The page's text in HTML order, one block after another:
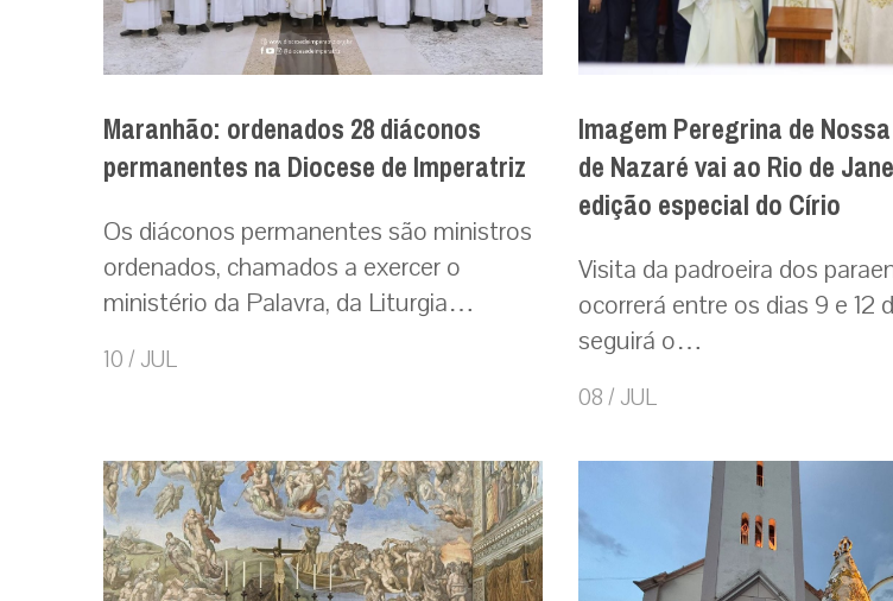
Maranhão: ordenados 28 diáconos
permanentes na Diocese de Imperatriz
Os diáconos permanentes são ministros
ordenados, chamados a exercer o
ministério da Palavra, da Liturgia…
10 / JUL
Imagem Peregrina de
de Nazaré vai ao Rio de
edição especial do Círio
Visita da padroeira dos
ocorrerá entre os dias 9 e 12
seguirá o…
08 / JUL